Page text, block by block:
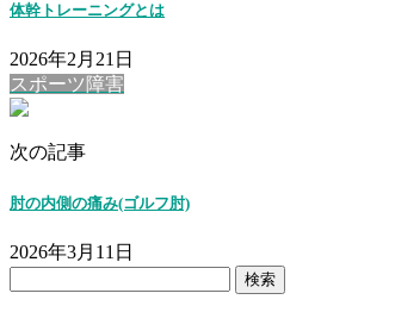
体幹トレーニングとは
2026年2月21日
スポーツ障害
次の記事
肘の内側の痛み(ゴルフ肘)
2026年3月11日